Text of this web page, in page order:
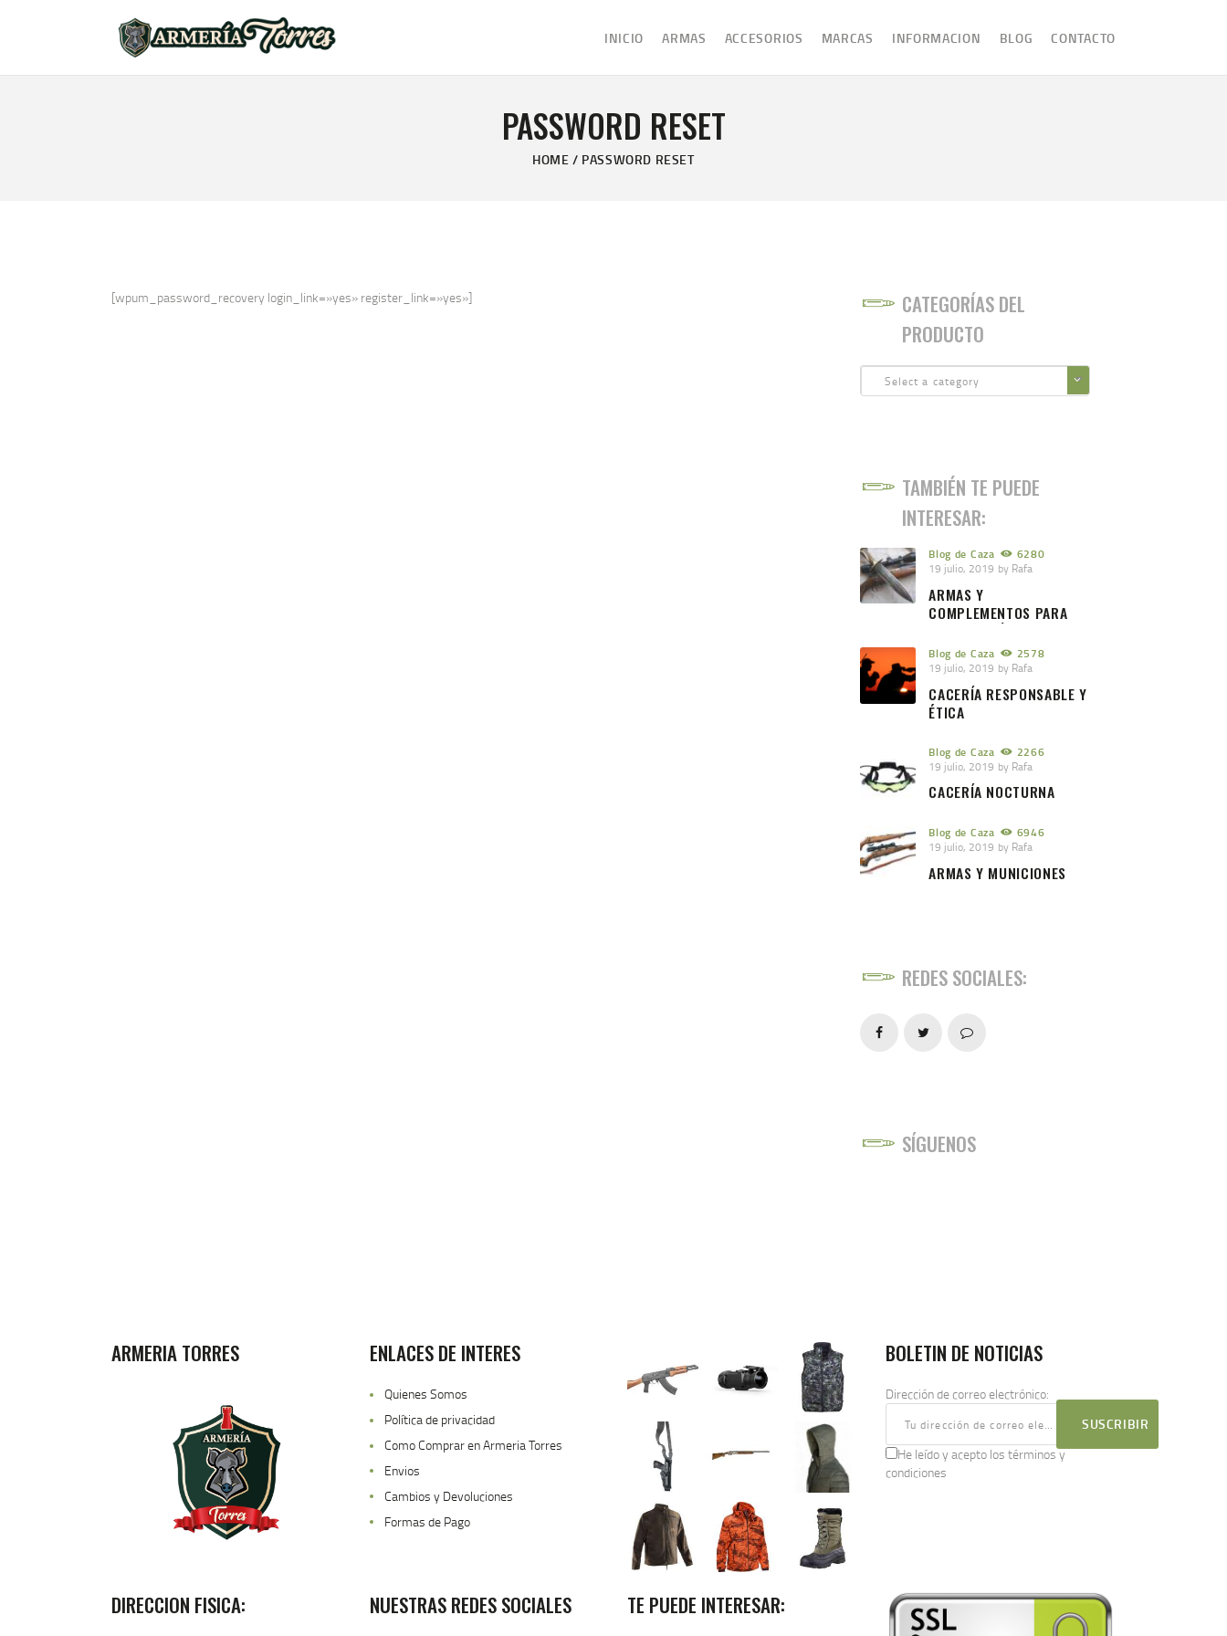
INICIO ARMAS ACCESORIOS MARCAS INFORMACION BLOG CONTACTO
PASSWORD RESET
HOME PASSWORD RESET
ARMERÍA TORRES
MARCAS
[wpum_password_recovery login_link=»yes» register_link=»yes»]
CATEGORÍAS DEL
PRODUCTO
Select a category
TAMBIÉN TE PUEDE
INTERESAR:
Blog de Caza
6280
19 julio, 2019 by Rafa
ARMAS Y
COMPLEMENTOS PARA
UNA CACERÍA EXITOSA
Blog de Caza
2578
19 julio, 2019 by Rafa
CACERÍA RESPONSABLE Y
ÉTICA
Blog de Caza
2266
19 julio, 2019 by Rafa
CACERÍA NOCTURNA
Blog de Caza
6946
19 julio, 2019 by Rafa
ARMAS Y MUNICIONES
REDES SOCIALES:
SÍGUENOS
ARMERIA TORRES ENLACES DE INTERES
Quienes Somos
Política de privacidad
Como Comprar en Armeria Torres
Envios
Cambios y Devoluciones
Formas de Pago
BOLETIN DE NOTICIAS
Dirección de correo electrónico:
He leído y acepto los términos y
condiciones
DIRECCION FISICA: NUESTRAS REDES SOCIALES TE PUEDE INTERESAR: